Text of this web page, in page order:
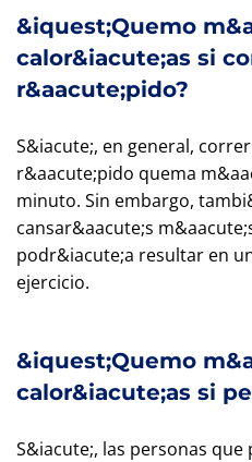
&iquest;Quemo
calor&iacute;as si
r&aacute;pido?
S&iacute;, en general,
r&aacute;pido quema
minuto. Sin embargo,
cansar&aacute;s
podr&iacute;a resultar en
ejercicio.
&iquest;Quemo
calor&iacute;as si
S&iacute;, las personas que